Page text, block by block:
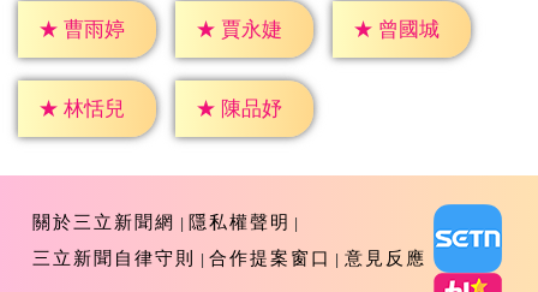
★ 曹雨婷 ★ 賈永婕 ★ 曾國城
★ 林恬兒 ★ 陳品妤
關於三立新聞網
隱私權聲明
三立新聞自律守則
合作提案窗口 意見反應